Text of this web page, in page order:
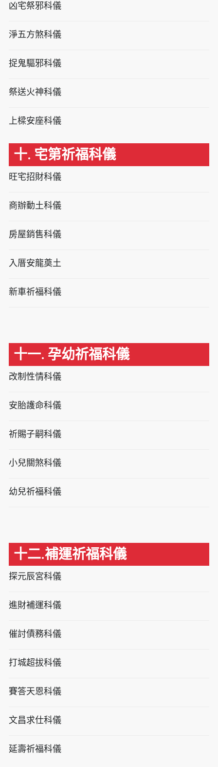
凶宅祭邪科儀
淨五方煞科儀
捉鬼驅邪科儀
祭送火神科儀
上樑安座科儀
十. 宅第祈福科儀
旺宅招財科儀
商辦動土科儀
房屋銷售科儀
入厝安龍奠土
新車祈福科儀
十一. 孕幼祈福科儀
改制性情科儀
安胎護命科儀
祈賜子嗣科儀
小兒關煞科儀
幼兒祈福科儀
十二.補運祈福科儀
探元辰宮科儀
進財補運科儀
催討債務科儀
打城超拔科儀
賽答天恩科儀
文昌求仕科儀
延壽祈福科儀